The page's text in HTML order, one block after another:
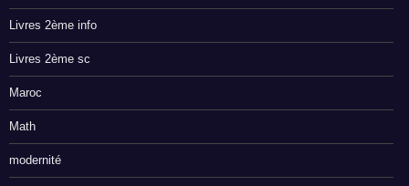
Livres 2ème info
Livres 2ème sc
Maroc
Math
modernité